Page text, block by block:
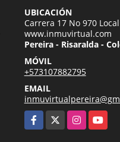
UBICACIÓN
Carrera 17 No 970
www.inmuvirtual.com
Pereira - Risaralda -
MÓVIL
+573107882795
EMAIL
Facebook
InstagramYouTube